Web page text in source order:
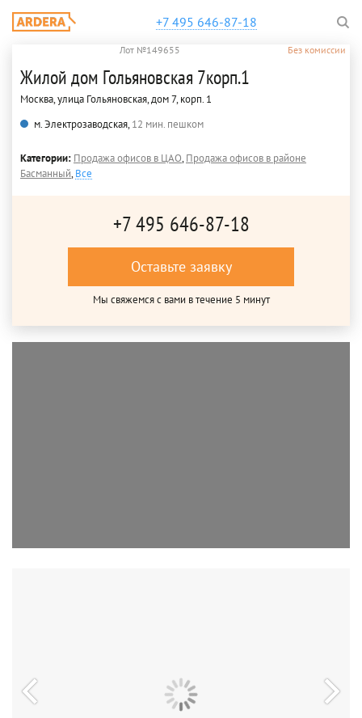
+7 495 646-87-18
Лот №149655 Без комиссии
Жилой дом Гольяновская 7корп.1
Москва, улица Гольяновская, дом 7, корп. 1
м. Электрозаводская,12 мин. пешком
Категории: Продажа офисов в ЦАО,Продажа офисов в районе
Басманный,Все
+7 495 646-87-18
Оставьте заявку
Мы свяжемся с вами в течение 5 минут